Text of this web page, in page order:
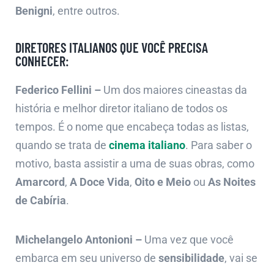
Benigni, entre outros.
DIRETORES ITALIANOS QUE VOCÊ PRECISA
CONHECER:
Federico Fellini – Um dos maiores cineastas da
história e melhor diretor italiano de todos os
tempos. É o nome que encabeça todas as listas,
quando se trata de cinema italiano. Para saber o
motivo, basta assistir a uma de suas obras, como
Amarcord, A Doce Vida, Oito e Meio ou As Noites
de Cabíria.
Michelangelo Antonioni – Uma vez que você
embarca em seu universo de sensibilidade, vai se